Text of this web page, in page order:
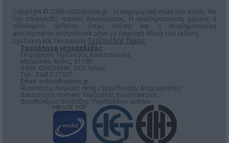
Copyright © 2006-2026 Eidisis.gr - Η ενημερωτική πύλη του Κιλκίς. Με
την επιφύλαξη παντός δικαιώματος. Η αναδημοσίευση μέρους ή
ολόκληρου άρθρου, όπως επίσης και η αναδημοσίευση
φωτογραφίας επιτρέπεται μόνο μέ έγγραφη άδεια του εκδότη.
Σχεδίαση και Υλοποίηση Τερζενίδης Νικος
Ταυτότητα ιστοσελίδας
Επιχείρηση Τερζενίδης Κωνσταντίνος
Μεταλλικό, Κιλκίς, 61100
ΑΦΜ: 024638641, ΔΟΥ Κιλκίς
Τηλ.: 23410 27307
Email: eidisis@eidisis.gr
Ιδιοκτήτης/ Νόμιμος εκπρ./ Διευθυντής/ Διαχειριστής/
Δικαιούχος domain: Τερζενίδης Κωνσταντίνος
Διευθύντρια σύνταξης: Παγλαρίδου Ιωάννα